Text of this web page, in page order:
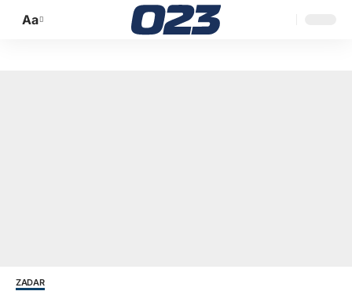
Promijeni
Aa
ZADAR